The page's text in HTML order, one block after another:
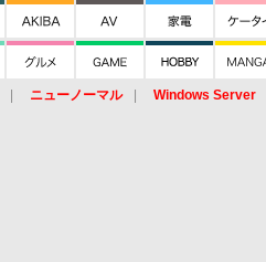
ニューノーマル Windows Server